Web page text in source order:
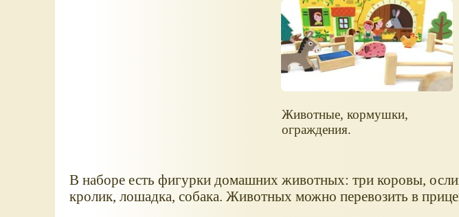
Животные, кормушки,
ограждения.
В наборе есть фигурки домашних животных: три коровы,
кролик, лошадка, собака. Животных можно перевозить в